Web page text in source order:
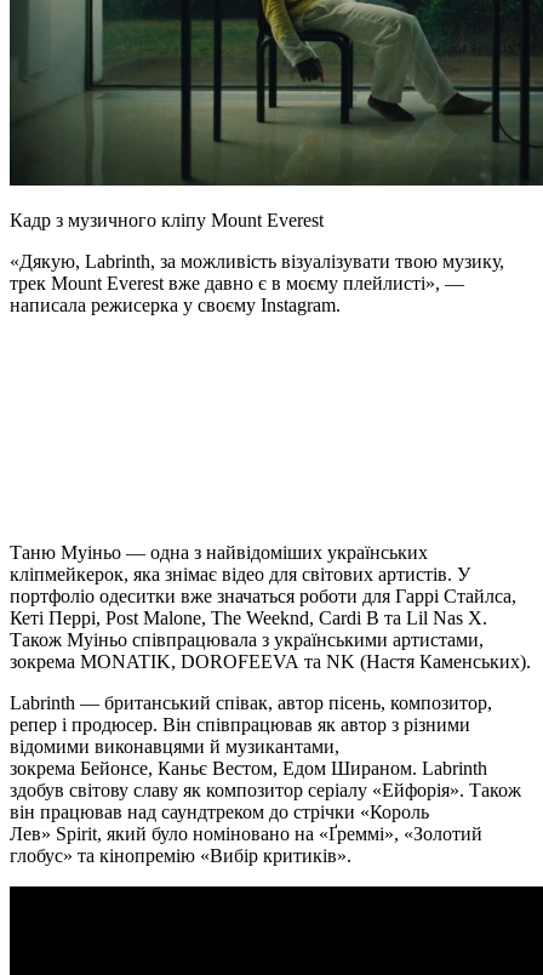
Кадр з музичного кліпу Mount Everest
«Дякую, Labrinth, за можливість візуалізувати твою музику,
трек Mount Everest вже давно є в моєму плейлисті», —
написала режисерка у своєму Instagram.
Таню Муіньо — одна з найвідоміших українських
кліпмейкерок, яка знімає відео для світових артистів. У
портфоліо одеситки вже значаться роботи для Гаррі Стайлса,
Кеті Перрі, Post Malone, The Weeknd, Cardi B та Lil Nas X.
Також Муіньо співпрацювала з українськими артистами,
зокрема MONATIK, DOROFEEVA та NK (Настя Каменських).
Labrinth — британський співак, автор пісень, композитор,
репер і продюсер. Він співпрацював як автор з різними
відомими виконавцями й музикантами,
зокрема Бейонсе, Каньє Вестом, Едом Шираном. Labrinth
здобув світову славу як композитор серіалу «Ейфорія». Також
він працював над саундтреком до стрічки «Король
Лев» Spirit, який було номіновано на «Ґреммі», «Золотий
глобус» та кінопремію «Вибір критиків».